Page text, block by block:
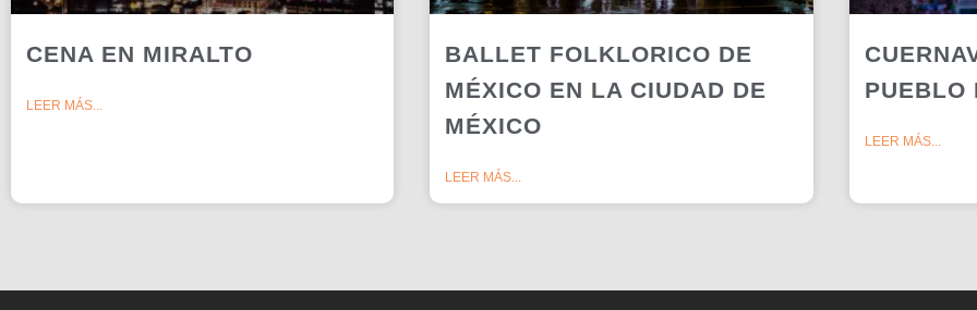
CENA EN MIRALTO
LEER MÁS...
BALLET FOLKLORICO DE
MÉXICO EN LA CIUDAD DE
MÉXICO
LEER MÁS...
PUEBLO
LEER MÁS...